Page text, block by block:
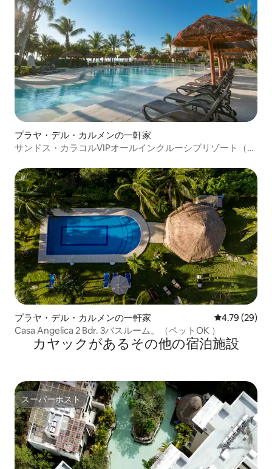
プラヤ・デル・カルメンの一軒家
サンドス・カラコルVIPオールインクルーシブリゾート（子
プラヤ・デル・カルメンの一軒家 レビュー29
4.79 (29)
Casa Angelica 2 Bdr. 3バスルーム。（ペットOK ）
カヤックがあるその他の宿泊施設
スーパーホスト
スーパーホスト